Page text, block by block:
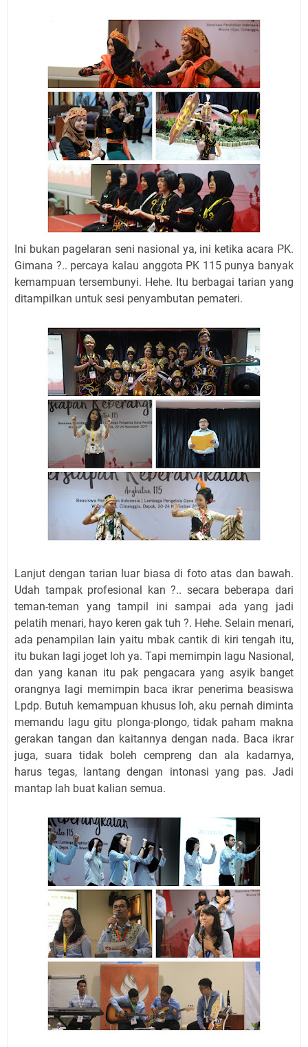
Ini bukan pagelaran seni nasional ya, ini ketika acara PK.
Gimana ?.. percaya kalau anggota PK 115 punya banyak
kemampuan tersembunyi. Hehe. Itu berbagai tarian yang
ditampilkan untuk sesi penyambutan pemateri.
Lanjut dengan tarian luar biasa di foto atas dan bawah.
Udah tampak profesional kan ?.. secara beberapa dari
teman-teman yang tampil ini sampai ada yang jadi
pelatih menari, hayo keren gak tuh ?. Hehe. Selain menari,
ada penampilan lain yaitu mbak cantik di kiri tengah itu,
itu bukan lagi joget loh ya. Tapi memimpin lagu Nasional,
dan yang kanan itu pak pengacara yang asyik banget
orangnya lagi memimpin baca ikrar penerima beasiswa
Lpdp. Butuh kemampuan khusus loh, aku pernah diminta
memandu lagu gitu plonga-plongo, tidak paham makna
gerakan tangan dan kaitannya dengan nada. Baca ikrar
juga, suara tidak boleh cempreng dan ala kadarnya,
harus tegas, lantang dengan intonasi yang pas. Jadi
mantap lah buat kalian semua.